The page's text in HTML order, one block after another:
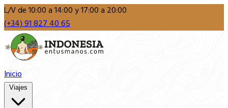
L/V de 10:00 a 14:00 y 17:00 a 20:00
(+34) 91 827 40 65
Inicio